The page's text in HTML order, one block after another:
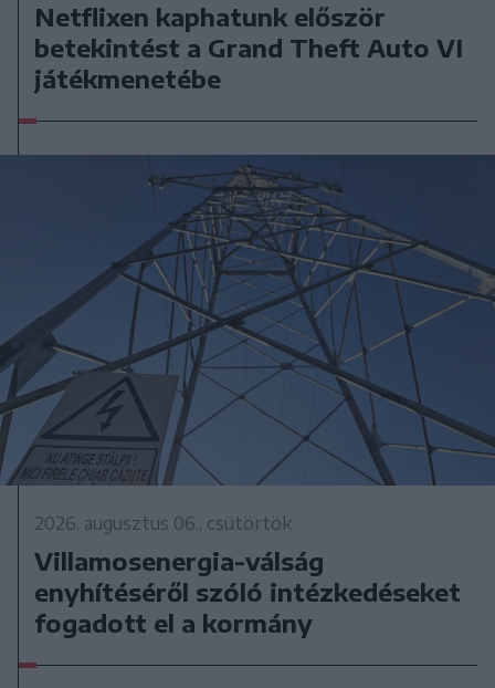
Netflixen kaphatunk először
betekintést a Grand Theft Auto VI
játékmenetébe
2026. augusztus 06., csütörtök
Villamosenergia-válság
enyhítéséről szóló intézkedéseket
fogadott el a kormány